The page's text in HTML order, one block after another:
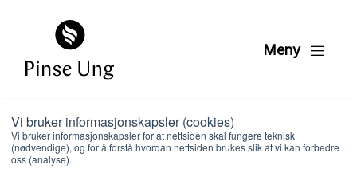
Vi bruker informasjonskapsler (cookies)
Vi bruker informasjonskapsler for at nettsiden skal fungere teknisk
(nødvendige), og for å forstå hvordan nettsiden brukes slik at vi kan forbedre
oss (analyse).
Meny
Faktumet er at noen av disse barna
eller ungdommene bærer på